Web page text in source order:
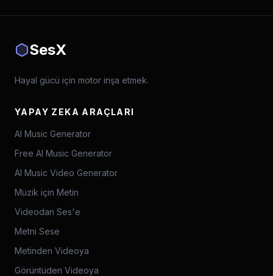
SesX
Hayal gücü için motor inşa etmek.
YAPAY ZEKA ARAÇLARI
AI Music Generator
Free AI Music Generator
AI Music Video Generator
Müzik için Metin
Videodan Ses'e
Metni Sese
Metinden Videoya
Görüntüden Videoya